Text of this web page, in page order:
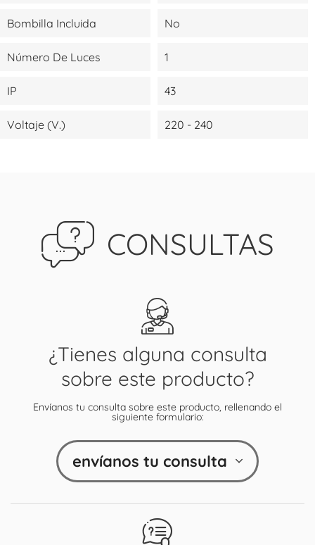
Bombilla Incluida No
Número De Luces 1
IP 43
Voltaje (V.) 220 - 240
CONSULTAS
¿Tienes alguna consulta
sobre este producto?
Envíanos tu consulta sobre este producto, rellenando el
siguiente formulario:
envíanos tu consulta